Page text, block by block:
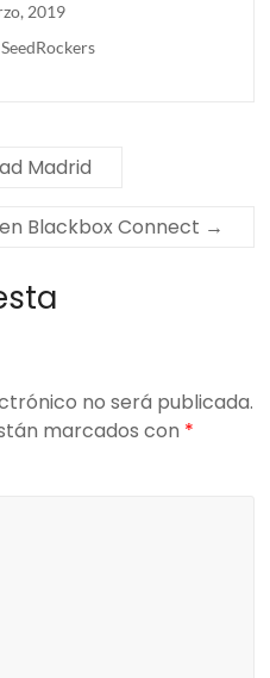
2019
SeedRockers
Madrid
Blackbox Connect →
no será publicada.
marcados con *